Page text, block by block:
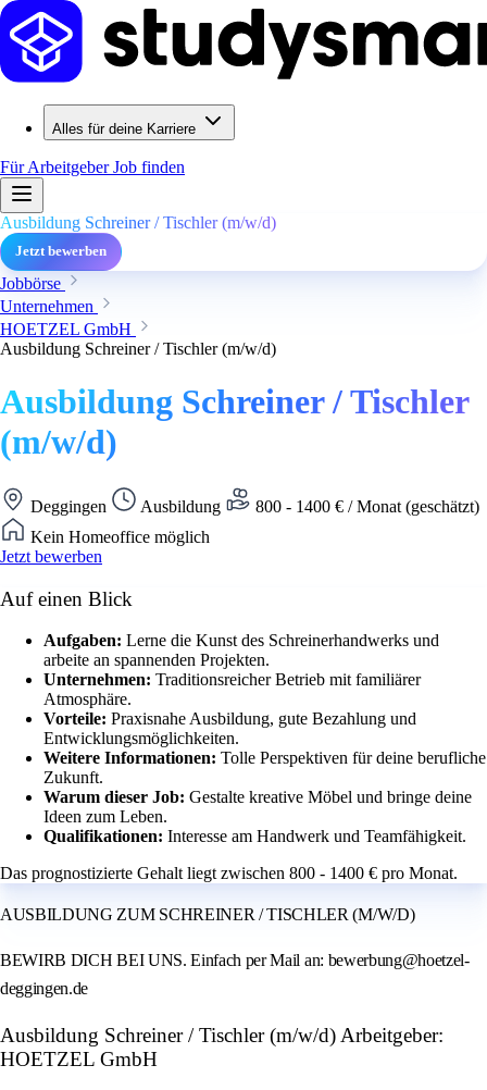
Alles für deine Karriere
Für ArbeitgeberJob finden
Ausbildung Schreiner / Tischler (m/w/d)
Jetzt bewerben
Jobbörse
Unternehmen
HOETZEL GmbH
Ausbildung Schreiner / Tischler (m/w/d)
Ausbildung Schreiner / Tischler
(m/w/d)
Deggingen Ausbildung
800 - 1400 € / Monat (geschätzt)
Kein Homeoffice möglich
Jetzt bewerben
Auf einen Blick
Aufgaben: Lerne die Kunst des Schreinerhandwerks und
arbeite an spannenden Projekten.
Unternehmen: Traditionsreicher Betrieb mit familiärer
Atmosphäre.
Vorteile: Praxisnahe Ausbildung, gute Bezahlung und
Entwicklungsmöglichkeiten.
Weitere Informationen: Tolle Perspektiven für deine berufliche
Zukunft.
Warum dieser Job: Gestalte kreative Möbel und bringe deine
Ideen zum Leben.
Qualifikationen: Interesse am Handwerk und Teamfähigkeit.
Das prognostizierte Gehalt liegt zwischen 800 - 1400 € pro Monat.
AUSBILDUNG ZUM SCHREINER / TISCHLER (M/W/D)
BEWIRB DICH BEI UNS. Einfach per Mail an: bewerbung@hoetzel-
deggingen.de
Ausbildung Schreiner / Tischler (m/w/d) Arbeitgeber:
HOETZEL GmbH